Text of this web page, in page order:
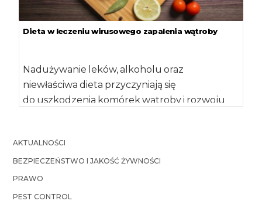
Dieta w leczeniu wirusowego zapalenia wątroby
Nadużywanie leków, alkoholu oraz
niewłaściwa dieta przyczyniają się
do uszkodzenia komórek wątroby i rozwoju
AKTUALNOŚCI
BEZPIECZEŃSTWO I JAKOŚĆ ŻYWNOŚCI
PRAWO
PEST CONTROL